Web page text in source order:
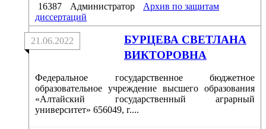
16387 Администратор
Архив по защитам
диссертаций
БУРЦЕВА СВЕТЛАНА
ВИКТОРОВНА
21.06.2022
Федеральное государственное бюджетное
образовательное учреждение высшего образования
«Алтайский государственный аграрный
университет» 656049, г....